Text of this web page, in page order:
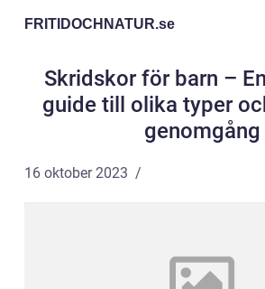
FRITIDOCHNATUR.se
Skridskor för barn –
guide till olika typer
genomgång
16 oktober 2023